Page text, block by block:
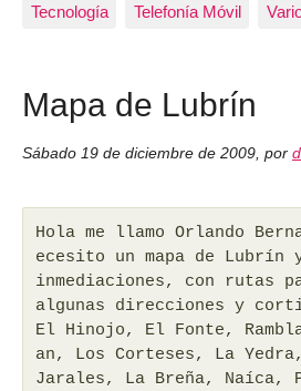
Tecnología Telefonía Móvil
Mapa de Lubrín
Sábado 19 de diciembre de 2009, por
Hola me llamo Orlando
ecesito un mapa de Lubrín
inmediaciones, con rutas
algunas direcciones y
El Hinojo, El Fonte,
an, Los Corteses, La
Jarales, La Breña, Naíca,